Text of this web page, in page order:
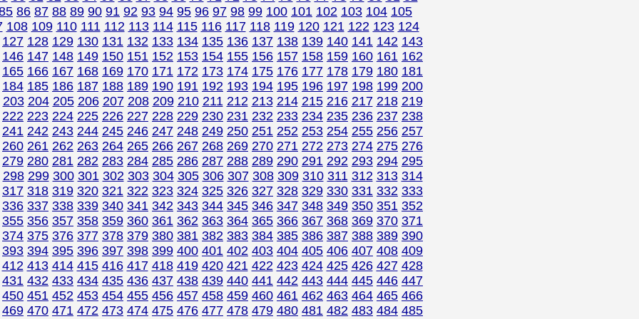
86 87 88 89 90 91 92 93 94 95 96 97 98 99 100 101 102 103 104 105
108 109 110 111 112 113 114 115 116 117 118 119 120 121 122 123 124
127 128 129 130 131 132 133 134 135 136 137 138 139 140 141 142 143
146 147 148 149 150 151 152 153 154 155 156 157 158 159 160 161 162
165 166 167 168 169 170 171 172 173 174 175 176 177 178 179 180 181
184 185 186 187 188 189 190 191 192 193 194 195 196 197 198 199 200
203 204 205 206 207 208 209 210 211 212 213 214 215 216 217 218 219
222 223 224 225 226 227 228 229 230 231 232 233 234 235 236 237 238
241 242 243 244 245 246 247 248 249 250 251 252 253 254 255 256 257
260 261 262 263 264 265 266 267 268 269 270 271 272 273 274 275 276
279 280 281 282 283 284 285 286 287 288 289 290 291 292 293 294 295
298 299 300 301 302 303 304 305 306 307 308 309 310 311 312 313 314
317 318 319 320 321 322 323 324 325 326 327 328 329 330 331 332 333
336 337 338 339 340 341 342 343 344 345 346 347 348 349 350 351 352
355 356 357 358 359 360 361 362 363 364 365 366 367 368 369 370 371
374 375 376 377 378 379 380 381 382 383 384 385 386 387 388 389 390
393 394 395 396 397 398 399 400 401 402 403 404 405 406 407 408 409
412 413 414 415 416 417 418 419 420 421 422 423 424 425 426 427 428
431 432 433 434 435 436 437 438 439 440 441 442 443 444 445 446 447
450 451 452 453 454 455 456 457 458 459 460 461 462 463 464 465 466
469 470 471 472 473 474 475 476 477 478 479 480 481 482 483 484 485